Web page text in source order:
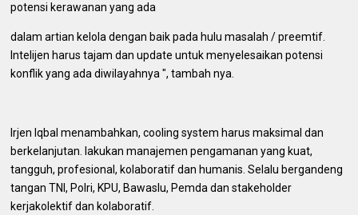
potensi kerawanan yang ada
dalam artian kelola dengan baik pada hulu masalah / preemtif.
Intelijen harus tajam dan update untuk menyelesaikan potensi
konflik yang ada diwilayahnya ", tambah nya.
Irjen Iqbal menambahkan, cooling system harus maksimal dan
berkelanjutan. lakukan manajemen pengamanan yang kuat,
tangguh, profesional, kolaboratif dan humanis. Selalu bergandeng
tangan TNI, Polri, KPU, Bawaslu, Pemda dan stakeholder
kerjakolektif dan kolaboratif.